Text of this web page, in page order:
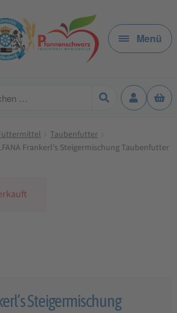
Menü
Taubenfutter
Frankerl’s Steigermischung Taubenfutter
Steigermischung